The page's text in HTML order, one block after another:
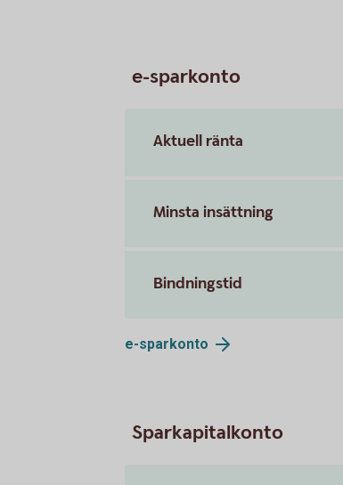
e-sparkonto
Aktuell ränta
Minsta insättning
Bindningstid
e-sparkonto
Sparkapitalkonto